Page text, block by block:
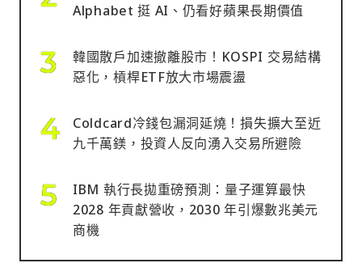
Alphabet 挺 AI、仍看好蘋果長期價值
韓國散戶加速撤離股市！KOSPI 交易結構
惡化，槓桿ETF放大市場震盪
Coldcard冷錢包漏洞延燒！損失擴大至近
九千萬鎂，投資人反向湧入交易所避險
IBM 執行長拋重磅預測：量子運算最快
2028 年貢獻營收，2030 年引爆數兆美元
商機